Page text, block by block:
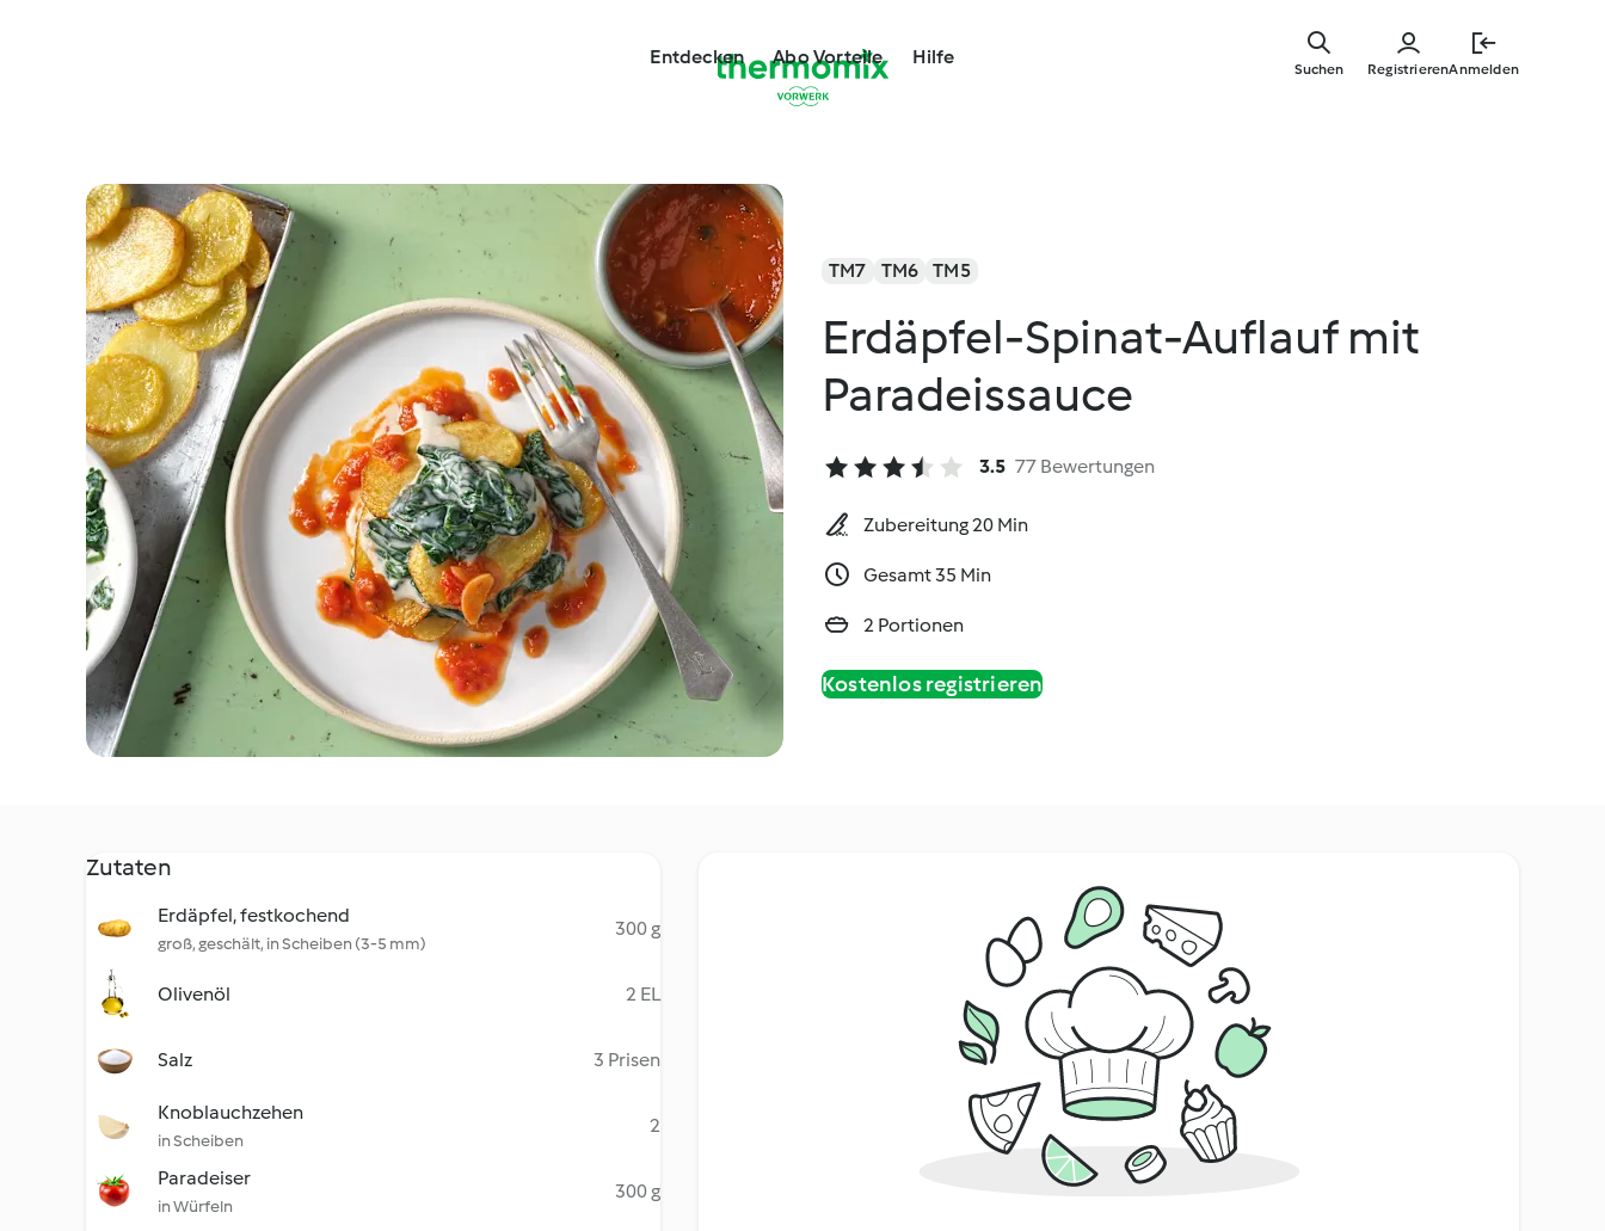
springen
Entdecken Abo Vorteile Hilfe
RegistrierenAnmelden
Suchen
TM7 TM6 TM5
Erdäpfel-Spinat-Auflauf mit
Paradeissauce
3.5 77 Bewertungen
Zubereitung 20 Min
Gesamt 35 Min
2 Portionen
Kostenlos registrieren
Zutaten
Erdäpfel, festkochend
groß, geschält, in Scheiben (3-5 mm)
300 g
Olivenöl 2 EL
Salz 3 Prisen
Knoblauchzehen
in Scheiben
2
Paradeiser
in Würfeln
300 g